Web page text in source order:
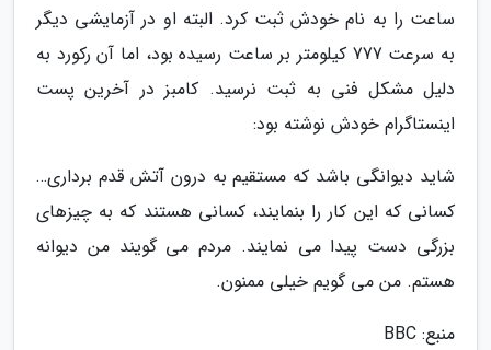
ساعت را به نام خودش ثبت کرد. البته او در آزمایشی دیگر
به سرعت 777 کیلومتر بر ساعت رسیده بود، اما آن رکورد به
دلیل مشکل فنی به ثبت نرسید. کامبز در آخرین پست
اینستاگرام خودش نوشته بود:
شاید دیوانگی باشد که مستقیم به درون آتش قدم برداری…
کسانی که این کار را بنمایند، کسانی هستند که به چیزهای
بزرگی دست پیدا می نمایند. مردم می گویند من دیوانه
هستم. من می گویم خیلی ممنون.
منبع: BBC